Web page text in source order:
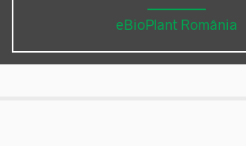
eBioPlant România